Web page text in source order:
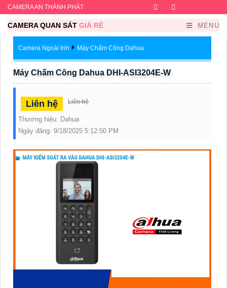
CAMERA AN THÀNH PHÁT Facebook
CAMERA QUAN SÁT GIÁ RẺ MENU
Camera Ngoài trời Máy Chấm Công Dahua
Máy Chấm Công Dahua DHI-ASI3204E-W
Liên hệ Liên hệ
Thương hiệu: Dahua
Ngày đăng: 9/18/2025 5:12:50 PM